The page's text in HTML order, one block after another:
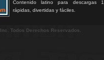
Contenido latino para descargas
rápidas, divertidas y fáciles.
Inc. Todos Derechos Reservados.